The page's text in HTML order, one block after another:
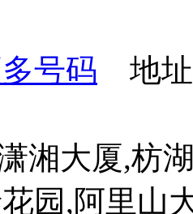
号码 地址
湘大厦,枋
园,阿里山